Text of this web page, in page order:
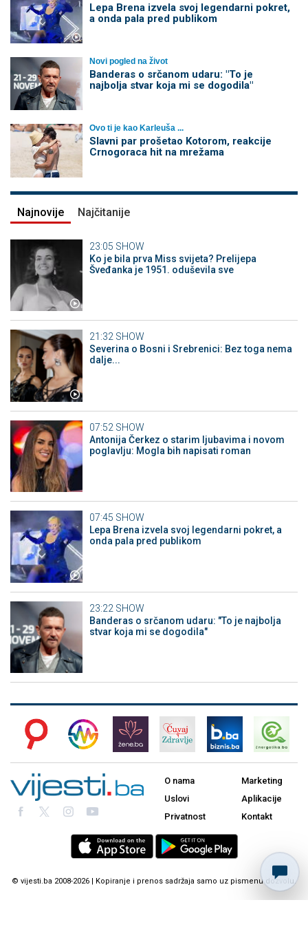
Lepa Brena izvela svoj legendarni pokret,
a onda pala pred publikom
Novi pogled na život
Banderas o srčanom udaru: "To je
najbolja stvar koja mi se dogodila"
Ovo ti je kao Karleuša ...
Slavni par prošetao Kotorom, reakcije
Crnogoraca hit na mrežama
Najnovije Najčitanije
23:05 SHOW
Ko je bila prva Miss svijeta? Prelijepa
Šveđanka je 1951. oduševila sve
21:32 SHOW
Severina o Bosni i Srebrenici: Bez toga nema
dalje...
07:52 SHOW
Antonija Čerkez o starim ljubavima i novom
poglavlju: Mogla bih napisati roman
07:45 SHOW
Lepa Brena izvela svoj legendarni pokret, a
onda pala pred publikom
23:22 SHOW
Banderas o srčanom udaru: "To je najbolja
stvar koja mi se dogodila"
O nama
Uslovi
Privatnost
Marketing
Aplikacije
Kontakt
© vijesti.ba 2008-2026 | Kopiranje i prenos sadržaja samo uz pismenu dozvolu.